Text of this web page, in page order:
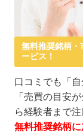
無料推奨銘柄・
ービス！
口コミでも「
「売買の目安
ら経験者まで注
無料推奨銘柄